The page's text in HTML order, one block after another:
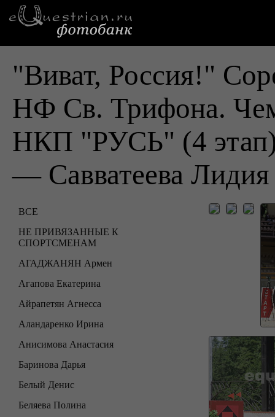
"Виват, Россия!"
НФ Св. Трифона.
НКП "РУСЬ" (4
— Савватеева Лидия
ВСЕ
НЕ ПРИВЯЗАННЫЕ К
СПОРТСМЕНАМ
АГАДЖАНЯН Армен
Агапова Екатерина
Айрапетян Агнесса
Аландаренко Ирина
Анисимова Анастасия
Баринова Дарья
Белый Денис
Беляева Полина